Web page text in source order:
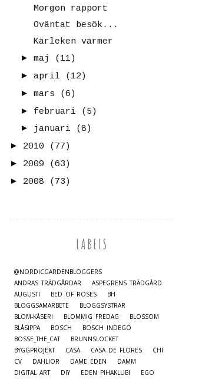
Morgon rapport
Oväntat besök...
Kärleken värmer
► maj
(11)
► april
(12)
► mars
(6)
► februari
(5)
► januari
(8)
► 2010
(77)
► 2009
(63)
► 2008 (73)
LABELS
@NORDICGARDENBLOGGERS
ANDRAS TRÄDGÅRDAR
ASPEGRENS TRÄDGÅRD
AUGUSTI
BED OF ROSES
BH
BLOGGSAMARBETE
BLOGGSYSTRAR
BLOM-KÅSERI
BLOMMIG FREDAG
BLOSSOM
BLÅSIPPA
BOSCH
BOSCH INDEGO
BOSSE_THE_CAT
BRUNNSLOCKET
BYGGPROJEKT
CASA CASA DE FLORES
CHI
CV
DAHLIOR DAME EDEN
DAMM
DIGITAL ART
DIY EDEN PIHAKLUBI EGO